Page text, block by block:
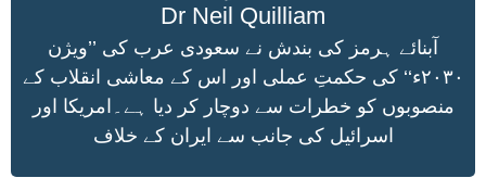
Dr Neil Quilliam
آبنائے ہرمز کی بندش نے سعودی عرب کی ’’ویژن
۲۰۳۰ء‘‘ کی حکمتِ عملی اور اس کے معاشی انقلاب کے
منصوبوں کو خطرات سے دوچار کر دیا ہے۔امریکا اور
اسرائیل کی جانب سے ایران کے خلاف